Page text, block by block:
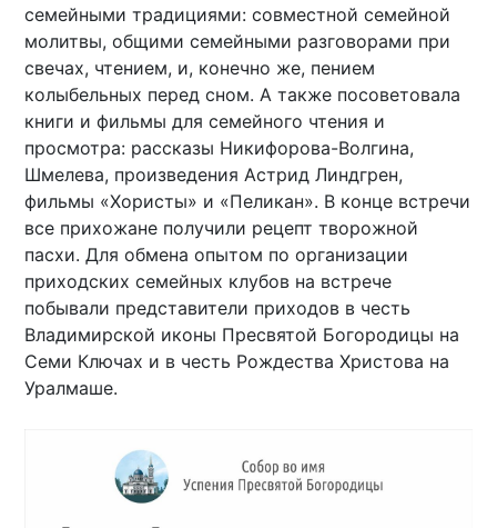
семейными традициями: совместной семейной
молитвы, общими семейными разговорами при
свечах, чтением, и, конечно же, пением
колыбельных перед сном. А также посоветовала
книги и фильмы для семейного чтения и
просмотра: рассказы Никифорова-Волгина,
Шмелева, произведения Астрид Линдгрен,
фильмы «Хористы» и «Пеликан». В конце встречи
все прихожане получили рецепт творожной
пасхи. Для обмена опытом по организации
приходских семейных клубов на встрече
побывали представители приходов в честь
Владимирской иконы Пресвятой Богородицы на
Семи Ключах и в честь Рождества Христова на
Уралмаше.